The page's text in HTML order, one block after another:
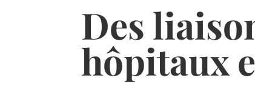
Des
hôpitaux